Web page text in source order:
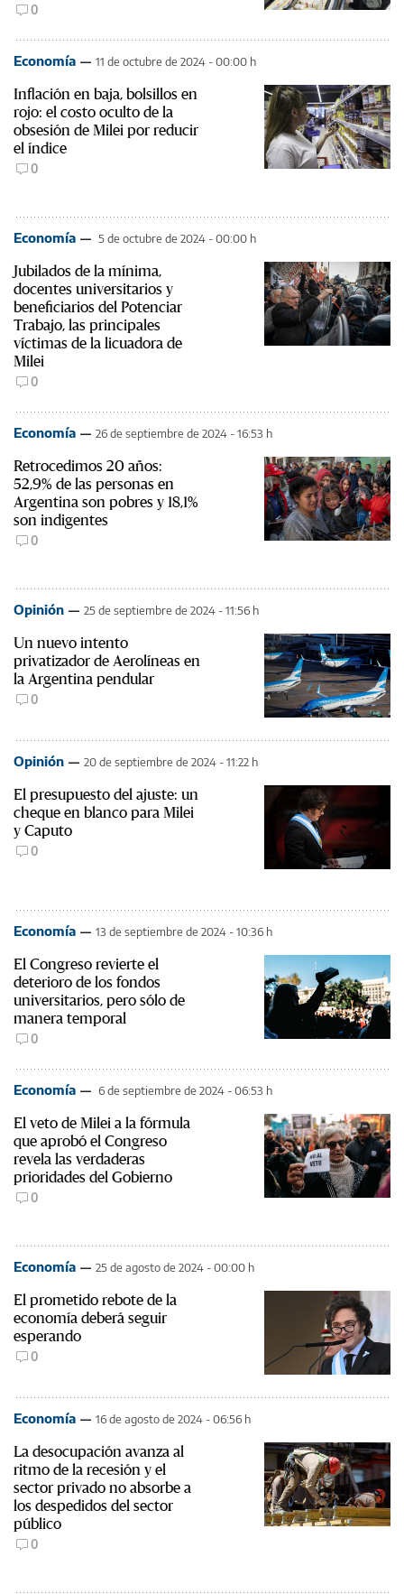
0
Economía 11 de octubre de 2024 - 00:00 h
Inflación en baja, bolsillos en
rojo: el costo oculto de la
obsesión de Milei por reducir
el índice
0
Economía 5 de octubre de 2024 - 00:00 h
Jubilados de la mínima,
docentes universitarios y
beneficiarios del Potenciar
Trabajo, las principales
víctimas de la licuadora de
Milei
0
Economía 26 de septiembre de 2024 - 16:53 h
Retrocedimos 20 años:
52,9% de las personas en
Argentina son pobres y 18,1%
son indigentes
0
Opinión 25 de septiembre de 2024 - 11:56 h
Un nuevo intento
privatizador de Aerolíneas en
la Argentina pendular
0
Opinión 20 de septiembre de 2024 - 11:22 h
El presupuesto del ajuste: un
cheque en blanco para Milei
y Caputo
0
Economía 13 de septiembre de 2024 - 10:36 h
El Congreso revierte el
deterioro de los fondos
universitarios, pero sólo de
manera temporal
0
Economía 6 de septiembre de 2024 - 06:53 h
El veto de Milei a la fórmula
que aprobó el Congreso
revela las verdaderas
prioridades del Gobierno
0
Economía 25 de agosto de 2024 - 00:00 h
El prometido rebote de la
economía deberá seguir
esperando
0
Economía 16 de agosto de 2024 - 06:56 h
La desocupación avanza al
ritmo de la recesión y el
sector privado no absorbe a
los despedidos del sector
público
0